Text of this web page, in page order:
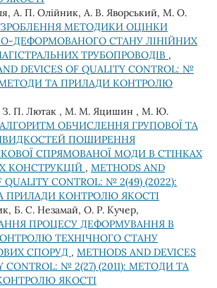
А. П. Олійник, А. В. Яворський, М. О.
МЕТОДИКИ ОЦІНКИ
ДЕФОРМОВАНОГО СТАНУ ЛІНІЙНИХ
ТРУБОПРОВОДІВ ,
DEVICES OF QUALITY CONTROL: №
МЕТОДИ ТА ПРИЛАДИ КОНТРОЛЮ
З. П. Лютак , М. М. Яцишин , М. Ю.
АЛГОРИТМ ОБЧИСЛЕННЯ ГРУПОВОЇ ТА
ПОШИРЕННЯ
СПРЯМОВАНОЇ МОДИ В СТІНКАХ
КОНСТРУКЦІЙ , METHODS AND
QUALITY CONTROL: № 2(49) (2022):
ПРИЛАДИ КОНТРОЛЮ ЯКОСТІ
Б. С. Незамай, О. Р. Кучер,
ПРОЦЕСУ ДЕФОРМУВАННЯ В
ТЕХНІЧНОГО СТАНУ
СПОРУД , METHODS AND DEVICES
CONTROL: № 2(27) (2011): МЕТОДИ ТА
ЯКОСТІ